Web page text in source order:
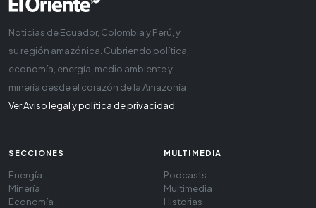
Noticias de Ecuador, Colombia y Perú, y
su región amazónica. Cubriendo política,
economía, energía, medio ambiente y
minería desde el corazón de la Amazonía
Ver Aviso legal y política de privacidad
SECCIONES
Energía
Minería
Economía
MULTIMEDIA
Podcasts
Multimedia
Historias